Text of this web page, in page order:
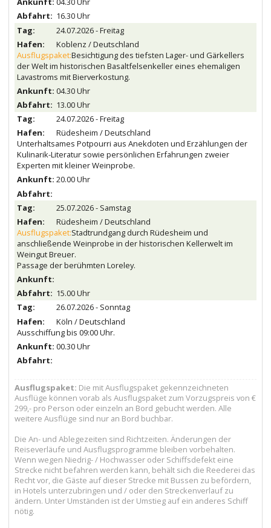
16.30 Uhr
24.07.2026 - Freitag
Koblenz / Deutschland
Ausflugspaket:Besichtigung des tiefsten Lager- und Gärkellers
der Welt im historischen Basaltfelsenkeller eines ehemaligen
Lavastroms mit Bierverkostung.
04.30 Uhr
13.00 Uhr
24.07.2026 - Freitag
Rüdesheim / Deutschland
Unterhaltsames Potpourri aus Anekdoten und Erzählungen der
Kulinarik-Literatur sowie persönlichen Erfahrungen zweier
Experten mit kleiner Weinprobe.
20.00 Uhr
25.07.2026 - Samstag
Rüdesheim / Deutschland
Ausflugspaket:Stadtrundgang durch Rüdesheim und
anschließende Weinprobe in der historischen Kellerwelt im
Weingut Breuer.
Passage der berühmten Loreley.
15.00 Uhr
26.07.2026 - Sonntag
Köln / Deutschland
Ausschiffung bis 09:00 Uhr.
00.30 Uhr
Ausflugspaket: Die mit Ausflugspaket gekennzeichneten
Ausflüge können vorab als Ausflugspaket zum Vorzugspreis von €
299,- pro Person oder einzeln an Bord gebucht werden. Alle
weitere Ausflüge sind nur an Bord buchbar.
Die An- und Ablegezeiten sind Richtzeiten. Änderungen der
Reiseverläufe und Ausflugsprogramme bleiben vorbehalten.
Wenn wegen Niedrig- / Hochwasser oder Schiffsdefekt eine
Strecke nicht befahren werden kann, behält sich die Reederei das
Recht vor, die Gäste auf dieser Strecke mit Bussen zu befördern,
in Hotels unterzubringen und / oder den Streckenverlauf zu
ändern. Unter Umständen ist der Umstieg auf ein anderes Schiff
nötig.